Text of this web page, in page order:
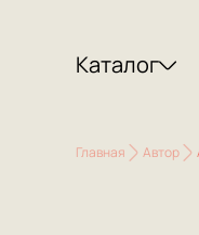
Каталог
Главная Автор